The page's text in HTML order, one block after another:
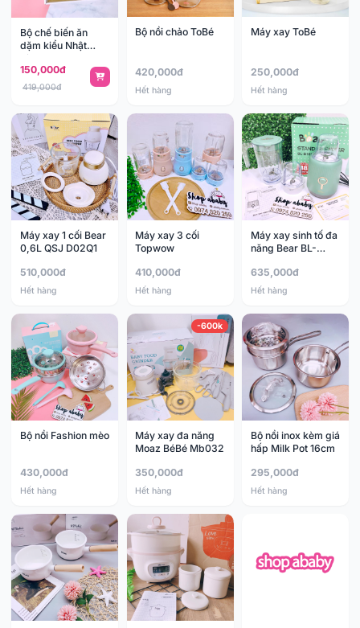
Bộ chế biến ăn
dặm kiểu Nhật
Richell
150,000đ
419,000đ
Bộ nồi chảo ToBé
420,000đ
Hết hàng
Máy xay ToBé
250,000đ
Hết hàng
Máy xay 1 cối Bear
0,6L QSJ D02Q1
510,000đ
Hết hàng
Máy xay 3 cối
Topwow
410,000đ
Hết hàng
Máy xay sinh tố đa
năng Bear BL-
635,000đ
Hết hàng
Bộ nồi Fashion mèo
430,000đ
Hết hàng
-600k
Máy xay đa năng
Moaz BéBé Mb032
350,000đ
Hết hàng
Bộ nồi inox kèm giá
hấp Milk Pot 16cm
295,000đ
Hết hàng